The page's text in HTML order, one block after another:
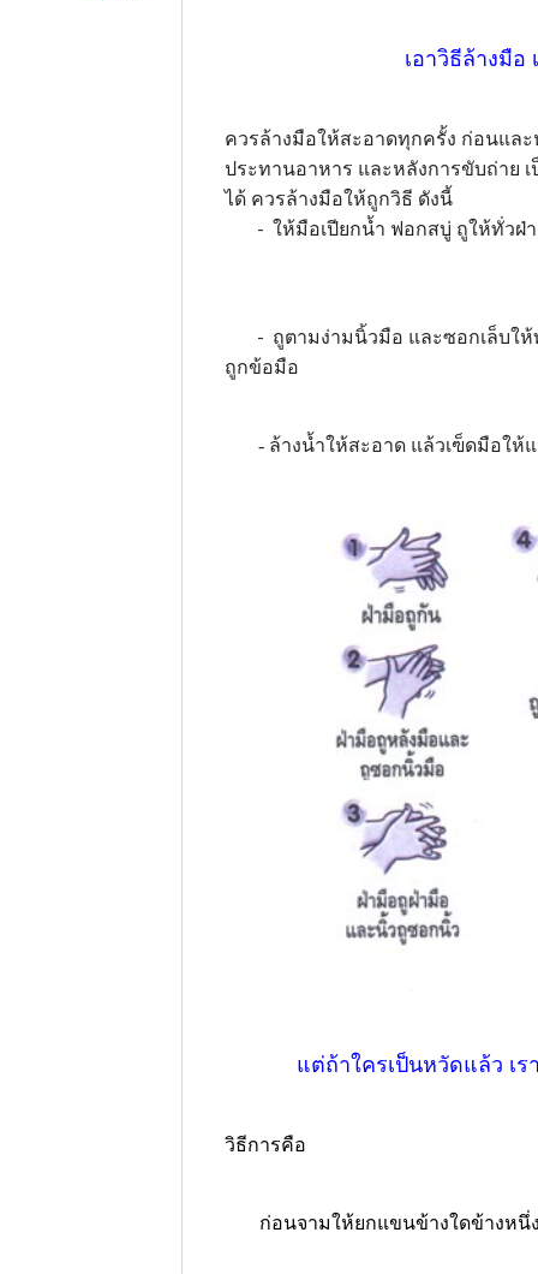
เอาวิธีล้างมื
ควรล้างมือให้สะอาดทุกครั้ง ก่อนแล
ประทานอาหาร และหลังการขับถ่าย
ได้ ควรล้างมือให้ถูกวิธี ดังนี้
- ให้มือเปียกน้ำ ฟอกสบู่ ถูให้ทั่วฝ่
- ถูตามง่ามนิ้วมือ และซอกเล็บให้
ถูกข้อมือ
- ล้างน้ำให้สะอาด แล้วเฃ็ดมือให้แ
แต่ถ้าใครเป็นหวัดแล้ว เ
วิธีการคือ
ก่อนจามให้ยกแขนข้างใดข้างหนึ่